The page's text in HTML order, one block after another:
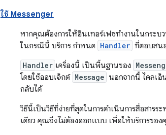
ใช้ Messenger
หากคุณต้องการให้อินเทอร์เฟซทำงานในกระบ
ในกรณีนี้ บริการ กำหนด Handler ที่ตอบสน
Handler เครื่องนี้ เป็นพื้นฐานของ
โดยใช้ออบเจ็กต์ Message นอกจากนี้ ไคลเอ็
กลับได้
วิธีนี้เป็นวิธีที่ง่ายที่สุดในการดำเนินการสื่อสารระ
เดียว คุณจึงไม่ต้องออกแบบ เพื่อให้บริการขอ